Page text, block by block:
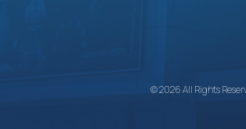
© 2026 All Rights